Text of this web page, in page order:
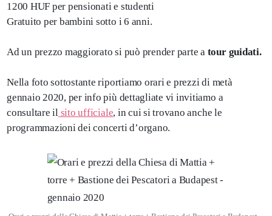
1200 HUF per pensionati e studenti
Gratuito per bambini sotto i 6 anni.
Ad un prezzo maggiorato si può prender parte a tour guidati.
Nella foto sottostante riportiamo orari e prezzi di metà
gennaio 2020, per info più dettagliate vi invitiamo a
consultare il sito ufficiale, in cui si trovano anche le
programmazioni dei concerti d’organo.